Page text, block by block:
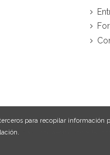
para recopilar